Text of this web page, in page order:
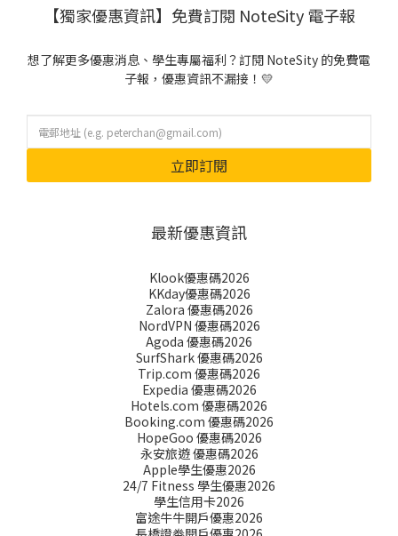
【獨家優惠資訊】免費訂閱 NoteSity 電子報
想了解更多優惠消息、學生專屬福利？訂閱 NoteSity 的免費電
子報，優惠資訊不漏接！💛
立即訂閱
最新優惠資訊
Klook優惠碼2026
KKday優惠碼2026
Zalora 優惠碼2026
NordVPN 優惠碼2026
Agoda 優惠碼2026
SurfShark 優惠碼2026
Trip.com 優惠碼2026
Expedia 優惠碼2026
Hotels.com 優惠碼2026
Booking.com 優惠碼2026
HopeGoo 優惠碼2026
永安旅遊 優惠碼2026
Apple學生優惠2026
24/7 Fitness 學生優惠2026
學生信用卡2026
富途牛牛開戶優惠2026